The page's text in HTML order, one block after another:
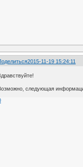
2015-11-19 15:24:11
следующая